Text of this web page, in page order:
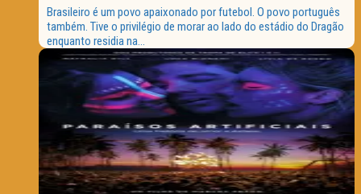
Brasileiro é um povo apaixonado por futebol. O povo português
também. Tive o privilégio de morar ao lado do estádio do Dragão
enquanto residia na...